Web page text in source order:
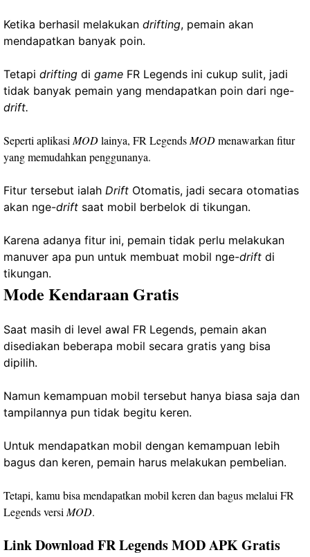
Ketika berhasil melakukan drifting, pemain akan
mendapatkan banyak poin.
Tetapi drifting di game FR Legends ini cukup sulit, jadi
tidak banyak pemain yang mendapatkan poin dari nge-
drift.
Seperti aplikasi MODlainya, FR Legends MODmenawarkan fitur
yang memudahkan penggunanya.
Fitur tersebut ialah Drift Otomatis, jadi secara otomatias
akan nge-drift saat mobil berbelok di tikungan.
Karena adanya fitur ini, pemain tidak perlu melakukan
manuver apa pun untuk membuat mobil nge-drift di
tikungan.
Mode Kendaraan Gratis
Saat masih di level awal FR Legends, pemain akan
disediakan beberapa mobil secara gratis yang bisa
dipilih.
Namun kemampuan mobil tersebut hanya biasa saja dan
tampilannya pun tidak begitu keren.
Untuk mendapatkan mobil dengan kemampuan lebih
bagus dan keren, pemain harus melakukan pembelian.
Tetapi, kamu bisa mendapatkan mobil keren dan bagus melalui FR
Legends versi MOD.
Link Download FR Legends MOD APK Gratis